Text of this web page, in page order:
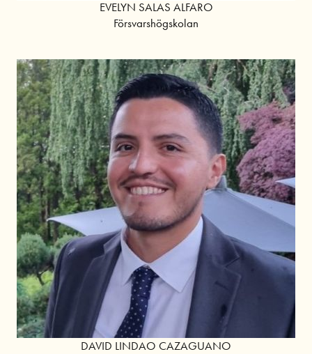
EVELYN SALAS ALFARO
Försvarshögskolan
DAVID LINDAO CAZAGUANO